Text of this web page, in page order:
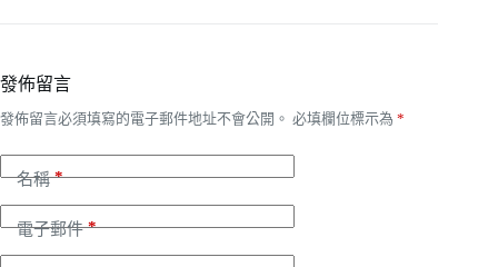
發佈留言
發佈留言必須填寫的電子郵件地址不會公開。 必填欄位標示為 *
名稱*
電子郵件*